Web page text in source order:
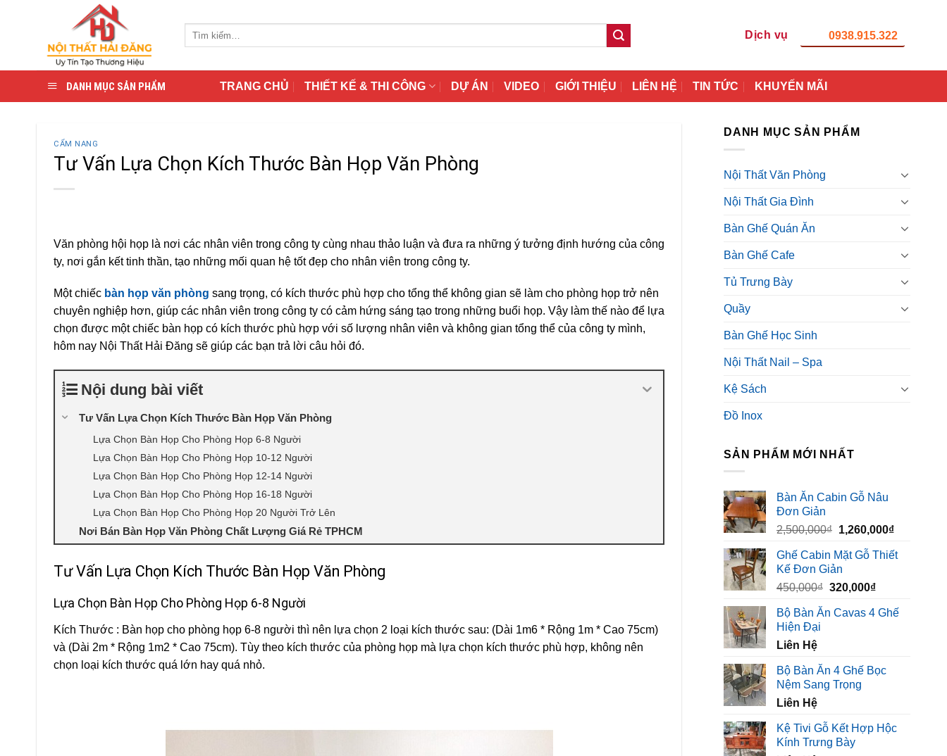
Dịch vụ 0938.915.322
DANH MỤC SẢN PHẨM TRANG CHỦ THIẾT KẾ & THI CÔNG DỰ ÁN VIDEO GIỚI THIỆU LIÊN HỆ TIN TỨC KHUYẾN MÃI
CẨM NANG
Tư Vấn Lựa Chọn Kích Thước Bàn Họp Văn Phòng
Văn phòng hội họp là nơi các nhân viên trong công ty cùng nhau thảo luận và đưa ra những ý tưởng định hướng của công
ty, nơi gắn kết tinh thần, tạo những mối quan hệ tốt đẹp cho nhân viên trong công ty.
Một chiếc bàn họp văn phòng sang trọng, có kích thước phù hợp cho tổng thể không gian sẽ làm cho phòng họp trở nên
chuyên nghiệp hơn, giúp các nhân viên trong công ty có cảm hứng sáng tạo trong những buổi họp. Vậy làm thế nào để lựa
chọn được một chiếc bàn họp có kích thước phù hợp với số lượng nhân viên và không gian tổng thể của công ty mình,
hôm nay Nội Thất Hải Đăng sẽ giúp các bạn trả lời câu hỏi đó.
Nội dung bài viết
Tư Vấn Lựa Chọn Kích Thước Bàn Họp Văn Phòng
Lựa Chọn Bàn Họp Cho Phòng Họp 6-8 Người
Lựa Chọn Bàn Họp Cho Phòng Họp 10-12 Người
Lựa Chọn Bàn Họp Cho Phòng Họp 12-14 Người
Lựa Chọn Bàn Họp Cho Phòng Họp 16-18 Người
Lựa Chọn Bàn Họp Cho Phòng Họp 20 Người Trở Lên
Nơi Bán Bàn Họp Văn Phòng Chất Lượng Giá Rẻ TPHCM
Tư Vấn Lựa Chọn Kích Thước Bàn Họp Văn Phòng
Lựa Chọn Bàn Họp Cho Phòng Họp 6-8 Người
Kích Thước : Bàn họp cho phòng họp 6-8 người thì nên lựa chọn 2 loại kích thước sau: (Dài 1m6 * Rộng 1m * Cao 75cm)
và (Dài 2m * Rộng 1m2 * Cao 75cm). Tùy theo kích thước của phòng họp mà lựa chọn kích thước phù hợp, không nên
chọn loại kích thước quá lớn hay quá nhỏ.
DANH MỤC SẢN PHẨM
Nội Thất Văn Phòng
Nội Thất Gia Đình
Bàn Ghế Quán Ăn
Bàn Ghế Cafe
Tủ Trưng Bày
Quầy
Bàn Ghế Học Sinh
Nội Thất Nail – Spa
Kệ Sách
Đồ Inox
SẢN PHẨM MỚI NHẤT
Bàn Ăn Cabin Gỗ Nâu
Đơn Giản
2,500,000₫ Giá
là:
2,500,000₫.
1,260,000₫Giá
tại
Ghế Cabin Mặt Gỗ Thiết
Kế Đơn Giản
450,000₫ Giá
là:
320,000₫Giá
tại
Bộ Bàn Ăn Cavas 4 Ghế
Hiện Đại
Liên Hệ
Bộ Bàn Ăn 4 Ghế Bọc
Nệm Sang Trọng
Liên Hệ
Kệ Tivi Gỗ Kết Hợp Hộc
Kính Trưng Bày